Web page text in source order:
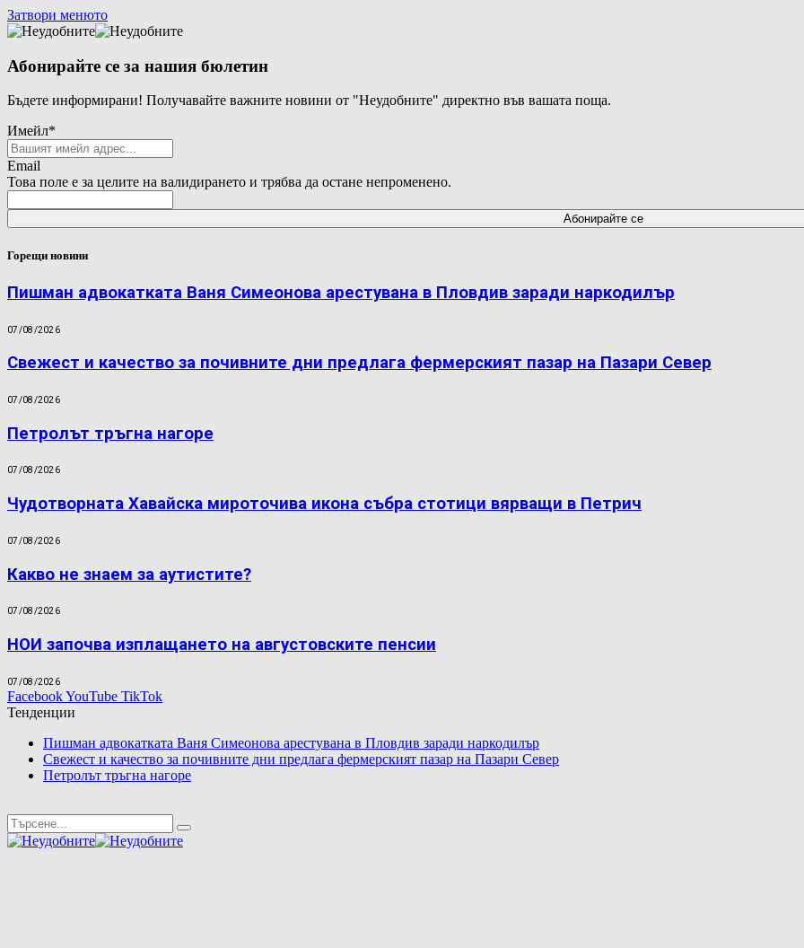
Затвори менюто
Абонирайте се за нашия бюлетин
Бъдете информирани! Получавайте важните новини от "Неудобните" директно във вашата поща.
Имейл*
Email
Това поле е за целите на валидирането и трябва да остане непроменено.
Горещи новини
Пишман адвокатката Ваня Симеонова арестувана в Пловдив заради наркодилър
07/08/2026
Свежест и качество за почивните дни предлага фермерският пазар на Пазари Север
07/08/2026
Петролът тръгна нагоре
07/08/2026
Чудотворната Хавайска мироточива икона събра стотици вярващи в Петрич
07/08/2026
Какво не знаем за аутистите?
07/08/2026
НОИ започва изплащането на августовските пенсии
07/08/2026
FacebookYouTube TikTok
Тенденции
Пишман адвокатката Ваня Симеонова арестувана в Пловдив заради наркодилър
Свежест и качество за почивните дни предлага фермерският пазар на Пазари Север
Петролът тръгна нагоре